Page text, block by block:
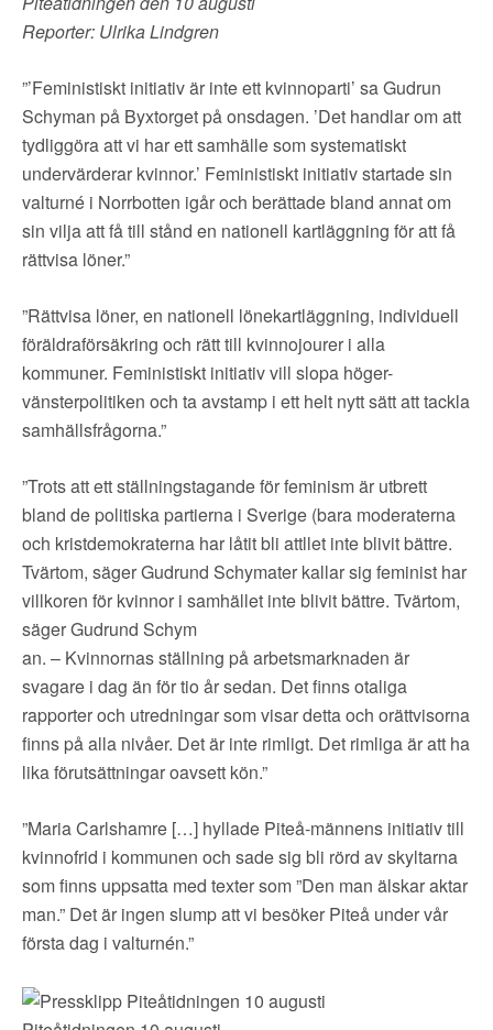
Reporter: Ulrika Lindgren
”’Feministiskt initiativ är inte ett kvinnoparti’ sa Gudrun
Schyman på Byxtorget på onsdagen. ’Det handlar om att
tydliggöra att vi har ett samhälle som systematiskt
undervärderar kvinnor.’ Feministiskt initiativ startade sin
valturné i Norrbotten igår och berättade bland annat om
sin vilja att få till stånd en nationell kartläggning för att få
rättvisa löner.”
”Rättvisa löner, en nationell lönekartläggning, individuell
föräldraförsäkring och rätt till kvinnojourer i alla
kommuner. Feministiskt initiativ vill slopa höger-
vänsterpolitiken och ta avstamp i ett helt nytt sätt att tackla
samhällsfrågorna.”
”Trots att ett ställningstagande för feminism är utbrett
bland de politiska partierna i Sverige (bara moderaterna
och kristdemokraterna har låtit bli attllet inte blivit bättre.
Tvärtom, säger Gudrund Schymater kallar sig feminist har
villkoren för kvinnor i samhället inte blivit bättre. Tvärtom,
säger Gudrund Schym
an. – Kvinnornas ställning på arbetsmarknaden är
svagare i dag än för tio år sedan. Det finns otaliga
rapporter och utredningar som visar detta och orättvisorna
finns på alla nivåer. Det är inte rimligt. Det rimliga är att ha
lika förutsättningar oavsett kön.”
”Maria Carlshamre […] hyllade Piteå-männens initiativ till
kvinnofrid i kommunen och sade sig bli rörd av skyltarna
som finns uppsatta med texter som ”Den man älskar aktar
man.” Det är ingen slump att vi besöker Piteå under vår
första dag i valturnén.”